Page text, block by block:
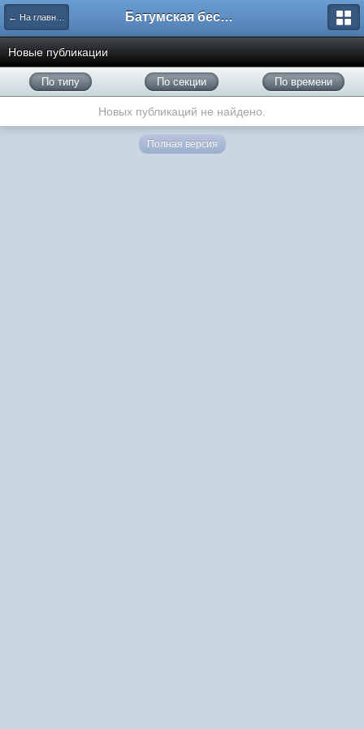
← На главную Батумская беседка
Новые публикации
По типу По секции По времени
Новых публикаций не найдено.
Полная версия